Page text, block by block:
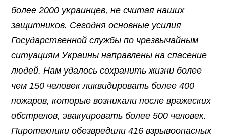
более 2000 украинцев, не считая наших
защитников. Сегодня основные усилия
Государственной службы по чрезвычайным
ситуациям Украины направлены на спасение
людей. Нам удалось сохранить жизни более
чем 150 человек ликвидировать более 400
пожаров, которые возникали после вражеских
обстрелов, эвакуировать более 500 человек.
Пиротехники обезвредили 416 взрывоопасных